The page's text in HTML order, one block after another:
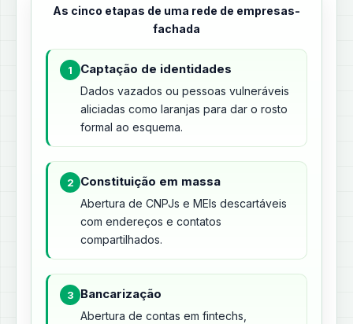
As cinco etapas de uma rede de empresas-
fachada
1 Captação de identidades
Dados vazados ou pessoas vulneráveis
aliciadas como laranjas para dar o rosto
formal ao esquema.
2 Constituição em massa
Abertura de CNPJs e MEIs descartáveis
com endereços e contatos
compartilhados.
3 Bancarização
Abertura de contas em fintechs,